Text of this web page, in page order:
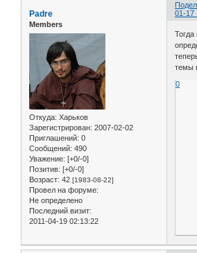
01-17
Padre
Members
Откуда: Харьков
Зарегистрирован: 2007-02-02
Приглашений: 0
Сообщений: 490
Уважение: [+0/-0]
Позитив: [+0/-0]
Возраст: 42 [1983-08-22]
Провел на форуме:
Не определено
Последний визит:
2011-04-19 02:13:22
Тогда
темы
0